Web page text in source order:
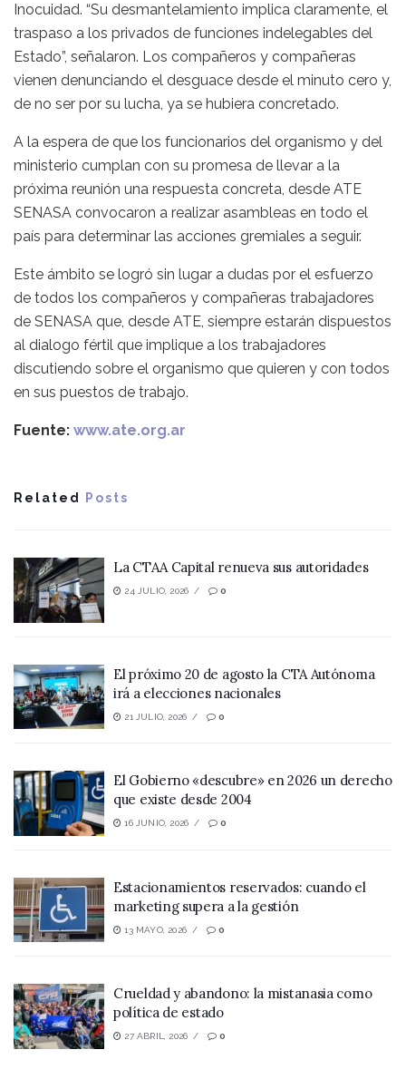
Inocuidad. “Su desmantelamiento implica claramente, el
traspaso a los privados de funciones indelegables del
Estado”, señalaron. Los compañeros y compañeras
vienen denunciando el desguace desde el minuto cero y,
de no ser por su lucha, ya se hubiera concretado.
A la espera de que los funcionarios del organismo y del
ministerio cumplan con su promesa de llevar a la
próxima reunión una respuesta concreta, desde ATE
SENASA convocaron a realizar asambleas en todo el
país para determinar las acciones gremiales a seguir.
Este ámbito se logró sin lugar a dudas por el esfuerzo
de todos los compañeros y compañeras trabajadores
de SENASA que, desde ATE, siempre estarán dispuestos
al dialogo fértil que implique a los trabajadores
discutiendo sobre el organismo que quieren y con todos
en sus puestos de trabajo.
Fuente: www.ate.org.ar
Related Posts
La CTAA Capital renueva sus autoridades
24 JULIO, 2026 0
El próximo 20 de agosto la CTA Autónoma
irá a elecciones nacionales
21 JULIO, 2026 0
El Gobierno «descubre» en 2026 un derecho
que existe desde 2004
16 JUNIO, 2026 0
Estacionamientos reservados: cuando el
marketing supera a la gestión
13 MAYO, 2026 0
Crueldad y abandono: la mistanasia como
política de estado
27 ABRIL, 2026 0